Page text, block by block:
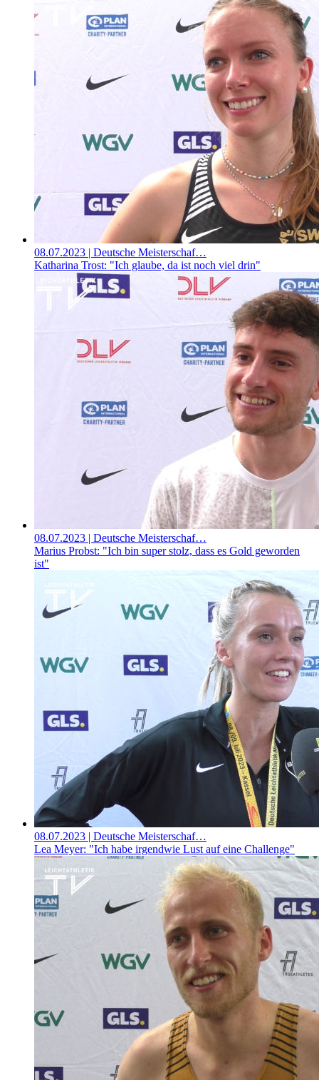
08.07.2023 | Deutsche Meisterschaf…
Katharina Trost: "Ich glaube, da ist noch viel drin"
08.07.2023 | Deutsche Meisterschaf…
Marius Probst: "Ich bin super stolz, dass es Gold geworden
ist"
08.07.2023 | Deutsche Meisterschaf…
Lea Meyer: "Ich habe irgendwie Lust auf eine Challenge"